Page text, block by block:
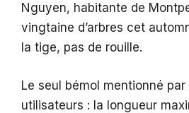
Nguyen, habitante de
vingtaine d’arbres cet
la tige, pas de rouille.
Le seul bémol mentionné par
utilisateurs : la longueur